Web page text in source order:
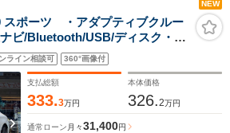
NEW
ポーツ ・アダプティブクルー
ビ/Bluetooth/USB/ディスク・バ
/シートヒーター・フルセグ・
説明書・保証書・LEDライト・
ライン相談可 360°画像付
支払総額
333.3万円
本体価格
326.2万円
通常ローン 月々31,400円